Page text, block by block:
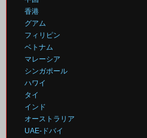
香港
グアム
フィリピン
ベトナム
マレーシア
シンガポール
ハワイ
タイ
インド
オーストラリア
UAE-ドバイ